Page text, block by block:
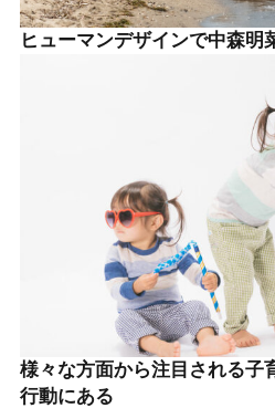
ヒューマンデザインで中森明
様々な方面から注目される子
行動にある